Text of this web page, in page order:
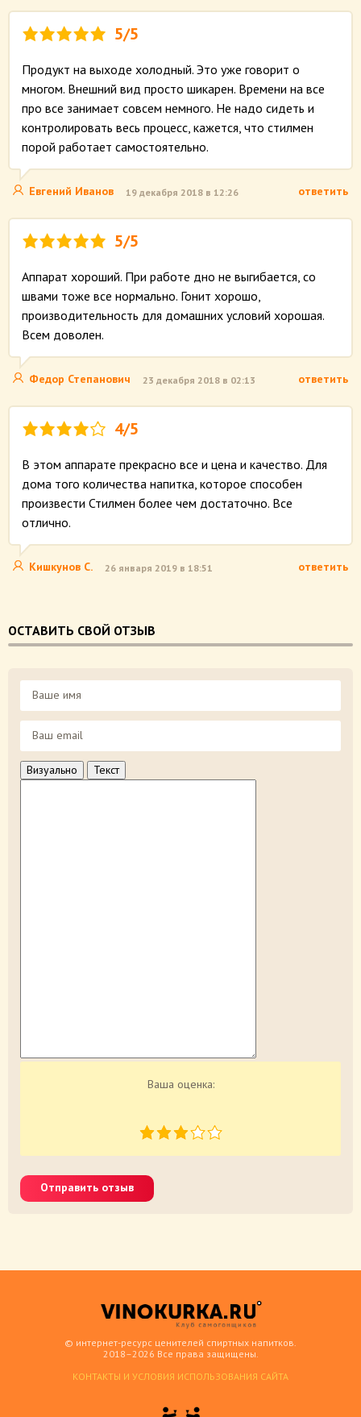
5/5
Продукт на выходе холодный. Это уже говорит о
многом. Внешний вид просто шикарен. Времени на все
про все занимает совсем немного. Не надо сидеть и
контролировать весь процесс, кажется, что стилмен
порой работает самостоятельно.
Евгений Иванов 19 декабря 2018 в 12:26 ответить
5/5
Аппарат хороший. При работе дно не выгибается, со
швами тоже все нормально. Гонит хорошо,
производительность для домашних условий хорошая.
Всем доволен.
Федор Степанович 23 декабря 2018 в 02:13 ответить
4/5
В этом аппарате прекрасно все и цена и качество. Для
дома того количества напитка, которое способен
произвести Стилмен более чем достаточно. Все
отлично.
Кишкунов С. 26 января 2019 в 18:51 ответить
ОСТАВИТЬ СВОЙ ОТЗЫВ
Визуально Текст
Ваша оценка:
Отправить отзыв
© интернет-ресурс ценителей спиртных напитков.
2018–2026 Все права защищены.
КОНТАКТЫ И УСЛОВИЯ ИСПОЛЬЗОВАНИЯ САЙТА